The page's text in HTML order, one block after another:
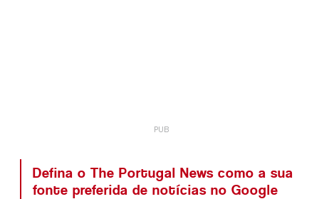
Defina o The Portugal News como a sua
fonte preferida de notícias no Google